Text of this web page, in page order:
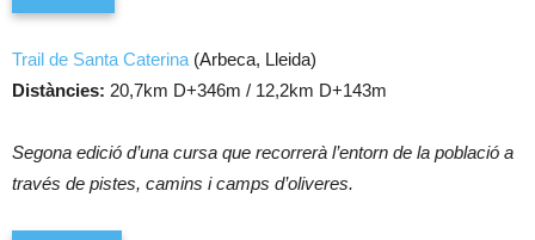
Trail de Santa Caterina (Arbeca, Lleida)
Distàncies: 20,7km D+346m / 12,2km D+143m
Segona edició d’una cursa que recorrerà l’entorn de la població a
través de pistes, camins i camps d’oliveres.